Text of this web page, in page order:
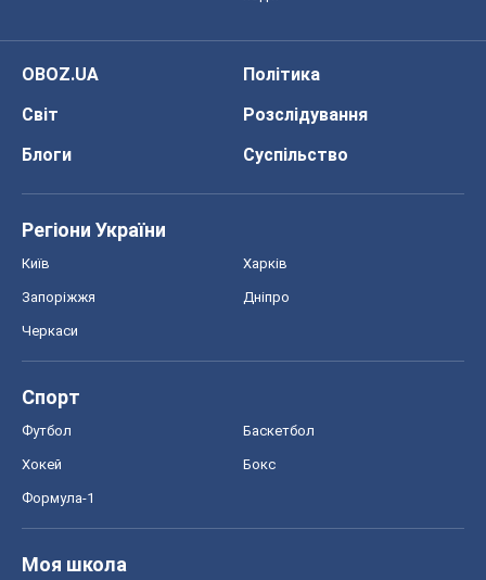
OBOZ.UA
Політика
Світ
Розслідування
Блоги
Суспільство
Регіони України
Київ Харків
Запоріжжя Дніпро
Черкаси
Спорт
Футбол Баскетбол
Хокей Бокс
Формула-1
Моя школа